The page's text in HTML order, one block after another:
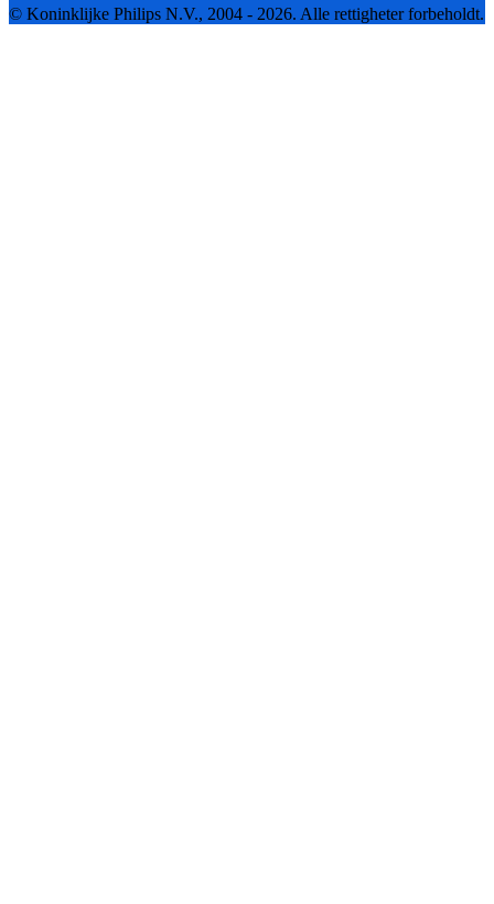
© Koninklijke Philips N.V., 2004 - 2026. Alle rettigheter forbeholdt.